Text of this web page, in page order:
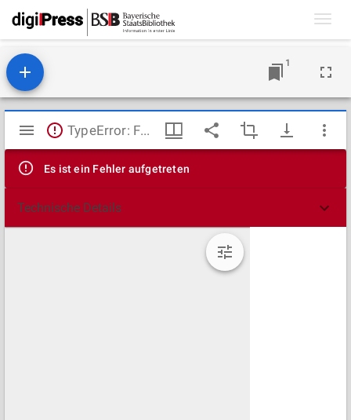
1
Mirador
Viewer
TypeError: Failed to fetch
Es ist ein Fehler aufgetreten
Technische Details